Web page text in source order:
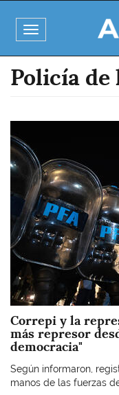
al
contenido
principal
Toggle
navigation
Policía de
Correpi y la
más represor
democracia"
Según informaron,
manos de las fuerzas